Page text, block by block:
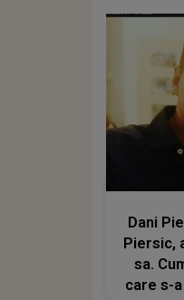
Dani
Piersic,
sa.
care s-